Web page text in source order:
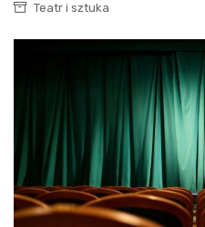
Teatr i sztuka